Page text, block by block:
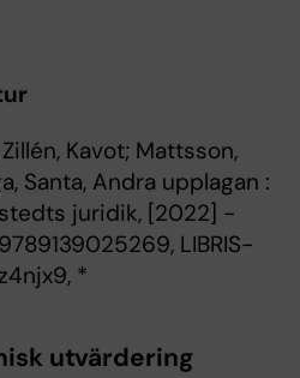
Kavot; Mattsson,
Santa, Andra upplagan :
juridik, [2022] -
LIBRIS-
*
utvärdering